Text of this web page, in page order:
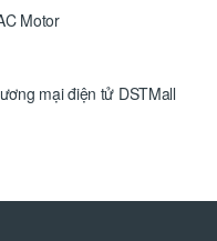
Motor
mại điện tử DSTMall